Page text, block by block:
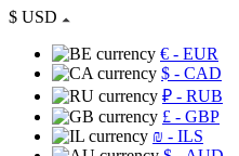
$ USD
€ - EUR
$ - CAD
₽ - RUB
£ - GBP
₪ - ILS